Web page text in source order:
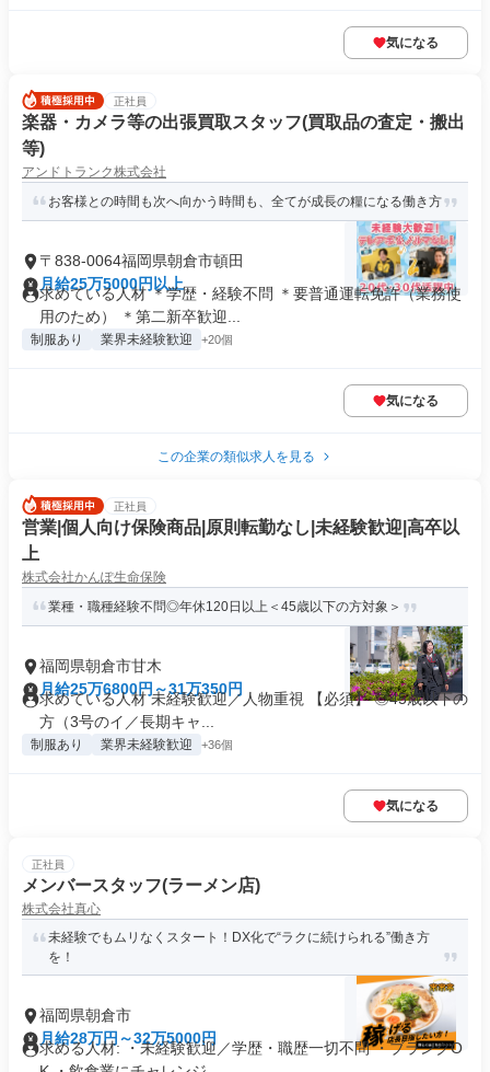
気になる
正社員
楽器・カメラ等の出張買取スタッフ(買取品の査定・搬出
等)
アンドトランク株式会社
お客様との時間も次へ向かう時間も、全てが成長の糧になる働き方
〒838-0064福岡県朝倉市頓田
月給25万5000円以上
求めている人材 ＊学歴・経験不問 ＊要普通運転免許（業務使
用のため） ＊第二新卒歓迎...
制服あり 業界未経験歓迎 +20個
気になる
この企業の類似求人を見る
正社員
営業|個人向け保険商品|原則転勤なし|未経験歓迎|高卒以
上
株式会社かんぽ生命保険
業種・職種経験不問◎年休120日以上＜45歳以下の方対象＞
福岡県朝倉市甘木
月給25万6800円～31万350円
求めている人材 未経験歓迎／人物重視 【必須】 ◎45歳以下の
方（3号のイ／長期キャ...
制服あり 業界未経験歓迎 +36個
気になる
正社員
メンバースタッフ(ラーメン店)
株式会社真心
未経験でもムリなくスタート！DX化で“ラクに続けられる”働き方
を！
福岡県朝倉市
月給28万円～32万5000円
求める人材: ・未経験歓迎／学歴・職歴一切不問 ・ブランクO